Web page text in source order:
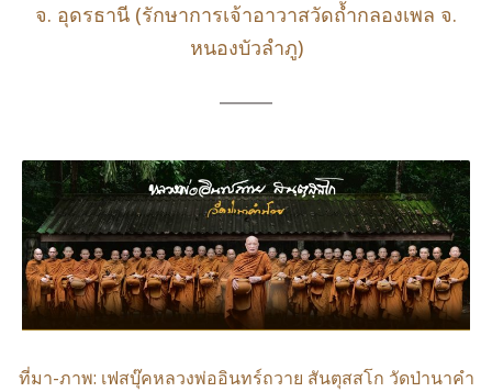
จ. อุดรธานี (รักษาการเจ้าอาวาสวัดถ้ำกลองเพล จ.
หนองบัวลำภู)
ที่มา-ภาพ: เฟสบุ๊คหลวงพ่ออินทร์ถวาย สันตุสสโก วัดป่านาคำ